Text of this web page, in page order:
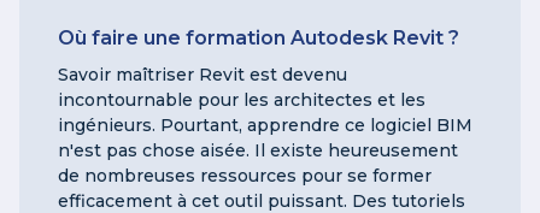
Où faire une formation Autodesk Revit ?
Savoir maîtriser Revit est devenu
incontournable pour les architectes et les
ingénieurs. Pourtant, apprendre ce logiciel BIM
n'est pas chose aisée. Il existe heureusement
de nombreuses ressources pour se former
efficacement à cet outil puissant. Des tutoriels